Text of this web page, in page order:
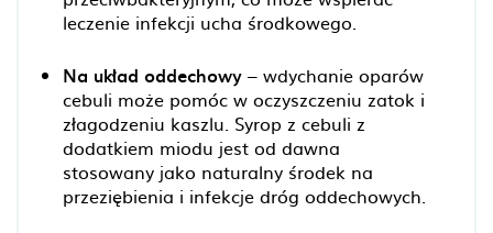
leczenie infekcji ucha środkowego.
Na układ oddechowy – wdychanie oparów
cebuli może pomóc w oczyszczeniu zatok i
złagodzeniu kaszlu. Syrop z cebuli z
dodatkiem miodu jest od dawna
stosowany jako naturalny środek na
przeziębienia i infekcje dróg oddechowych.